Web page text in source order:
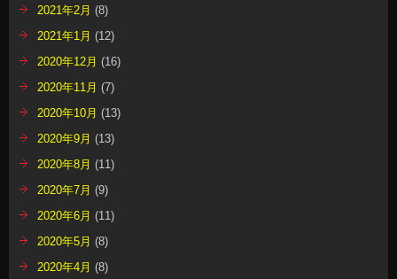
2021年2月 (8)
2021年1月 (12)
2020年12月 (16)
2020年11月 (7)
2020年10月 (13)
2020年9月 (13)
2020年8月 (11)
2020年7月 (9)
2020年6月 (11)
2020年5月 (8)
2020年4月 (8)